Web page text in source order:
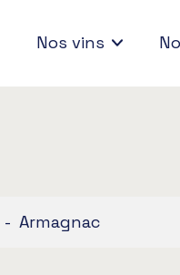
Nos vins
- Armagnac